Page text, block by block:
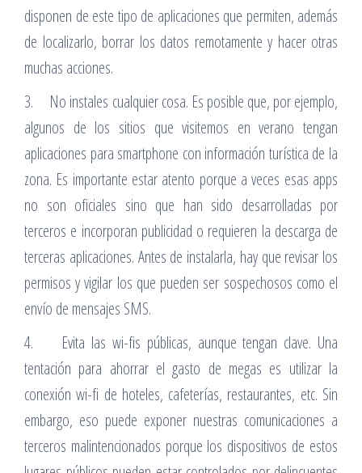
disponen de este tipo de aplicaciones que permiten, además
de localizarlo, borrar los datos remotamente y hacer otras
muchas acciones.
3. No instales cualquier cosa. Es posible que, por ejemplo,
algunos de los sitios que visitemos en verano tengan
aplicaciones para smartphone con información turística de la
zona. Es importante estar atento porque a veces esas apps
no son oficiales sino que han sido desarrolladas por
terceros e incorporan publicidad o requieren la descarga de
terceras aplicaciones. Antes de instalarla, hay que revisar los
permisos y vigilar los que pueden ser sospechosos como el
envío de mensajes SMS.
4. Evita las wi-fis públicas, aunque tengan clave. Una
tentación para ahorrar el gasto de megas es utilizar la
conexión wi-fi de hoteles, cafeterías, restaurantes, etc. Sin
embargo, eso puede exponer nuestras comunicaciones a
terceros malintencionados porque los dispositivos de estos